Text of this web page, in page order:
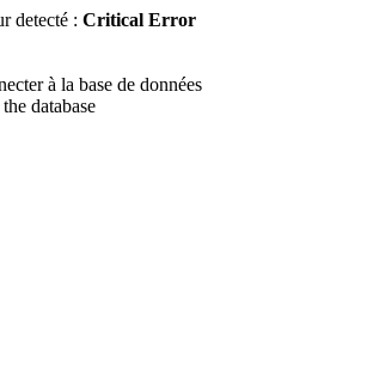
detecté : Critical Error
à la base de données
database